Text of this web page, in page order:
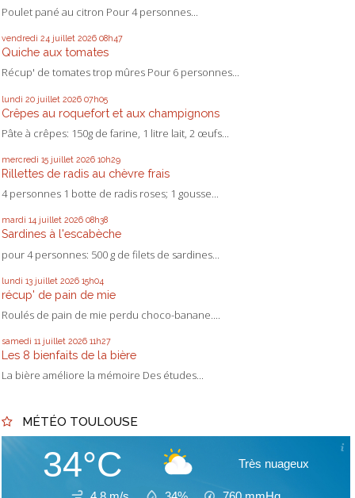
Poulet pané au citron Pour 4 personnes...
vendredi 24 juillet 2026 08h47
Quiche aux tomates
Récup' de tomates trop mûres Pour 6 personnes...
lundi 20 juillet 2026 07h05
Crêpes au roquefort et aux champignons
Pâte à crêpes: 150g de farine, 1 litre lait, 2 œufs...
mercredi 15 juillet 2026 10h29
Rillettes de radis au chèvre frais
4 personnes 1 botte de radis roses; 1 gousse...
mardi 14 juillet 2026 08h38
Sardines à l'escabèche
pour 4 personnes: 500 g de filets de sardines...
lundi 13 juillet 2026 15h04
récup' de pain de mie
Roulés de pain de mie perdu choco-banane....
samedi 11 juillet 2026 11h27
Les 8 bienfaits de la bière
La bière améliore la mémoire Des études...
MÉTÉO TOULOUSE
34°C Très nuageux